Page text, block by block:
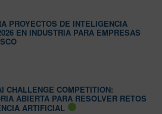
PROYECTOS DE INTELIGENCIA
EN INDUSTRIA PARA EMPRESAS
CHALLENGE COMPETITION:
ABIERTA PARA RESOLVER RETOS
ARTIFICIAL